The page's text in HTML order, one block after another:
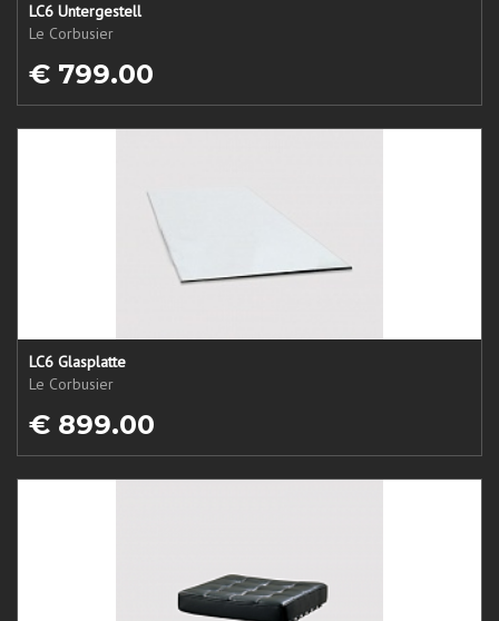
LC6 Untergestell
Le Corbusier
€ 799.00
LC6 Glasplatte
Le Corbusier
€ 899.00